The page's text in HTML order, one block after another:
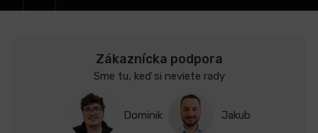
Zákaznícka podpora
Sme tu, keď si neviete rady
Dominik Jakub